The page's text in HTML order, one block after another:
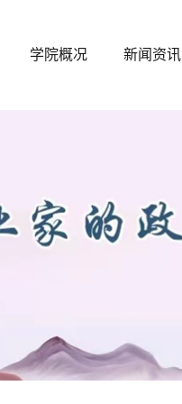
学院概况 新闻资讯